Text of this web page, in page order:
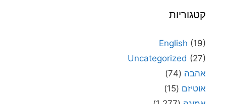
קטגוריות
English (19)
Uncategorized (27)
אהבה (74)
אוטיזם (15)